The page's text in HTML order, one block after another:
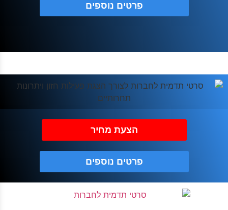
פרטים נוספים
הצעת מחיר
פרטים נוספים